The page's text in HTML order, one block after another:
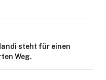
steht für einen
Weg.